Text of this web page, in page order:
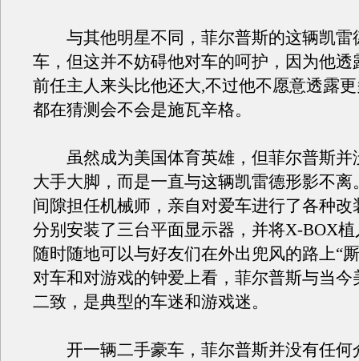
与其他明星不同，菲尔普斯的这辆凯雷
车，但这并不妨碍他对车的呵护，因为他透
前任主人来头比他还大,不过他不愿意透露
都在猜测会不会是施瓦辛格。
虽然成为美国体育英雄，但菲尔普斯并
大手大脚，而是一直与这辆凯雷德形影不离
间隙担任机械师，亲自对爱车进行了各种改
分别安装了三台平面显示器，并将X-BOX
随时随地可以与好友们在外出兜风的路上“
对车和对游戏的钟爱上看，菲尔普斯与当今
二致，是典型的车迷和游戏迷。
开一辆二手豪车，菲尔普斯并没有任何